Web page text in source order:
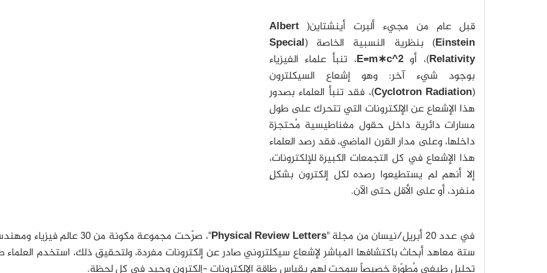
قبل عام من مجيء ألبرت أينشتاين(Albert
Einstein) بنظرية النسبية الخاصة (Special
Relativity)، أوE=m∗c^2، تنبأ علماء الفيزياء
بوجود شيء آخر: وهو إشعاع السيكلترون
(
Cyclotron Radiation)، فقد تنبأ العلماء بصدور
هذا الإشعاع عن الإلكترونات التي تتحرك على طول
مسارات دائرية داخل حقول مغناطيسية مُحتجزة
داخلها، وعلى مدار القرن الماضي، فقد رصد العلماء
هذا الإشعاع في كل التجمعات الكبيرة للإلكترونات،
إلا أنهم لم يستطيعوا رصده لكل إلكترون بشكلٍ
منفرد، أو على الأقل حتى الآن.
في عدد 20 أبريل/نيسان من مجلة " Physical Review Letters
"، صرّحت مجموعة مكونة من 30 عالم
ستة معاهد أبحاث باكتشافها المباشر لإشعاع سيكلتروني صادر عن إلكترونات مفردة، ولتحقيق ذلك، استخدم العلماء
تحليل طيفي مُطوّرة خصيصاً سمحت لهم بقياس طاقة الإلكترونات -إلكترون وحيد في كل لحظة.